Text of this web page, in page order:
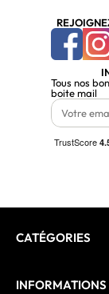
Tous nos
boite mail
CATÉGORIES
INFORMATIONS